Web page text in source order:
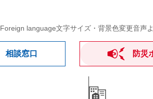
Foreign language文字サイズ・背景色変更音声
相談窓口 防災